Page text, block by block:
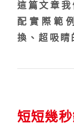
這篇文章
配實際範
換、超吸睛
短短幾